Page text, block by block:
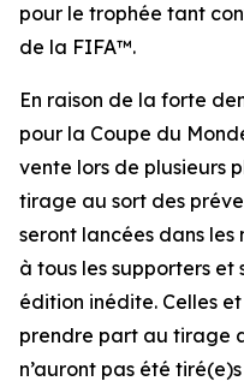
pour le trophée tant
de la FIFA™.
En raison de la forte
pour la Coupe du
vente lors de plusieurs
tirage au sort des
seront lancées dans
à tous les supporters
édition inédite. Celles
prendre part au tirage
n’auront pas été